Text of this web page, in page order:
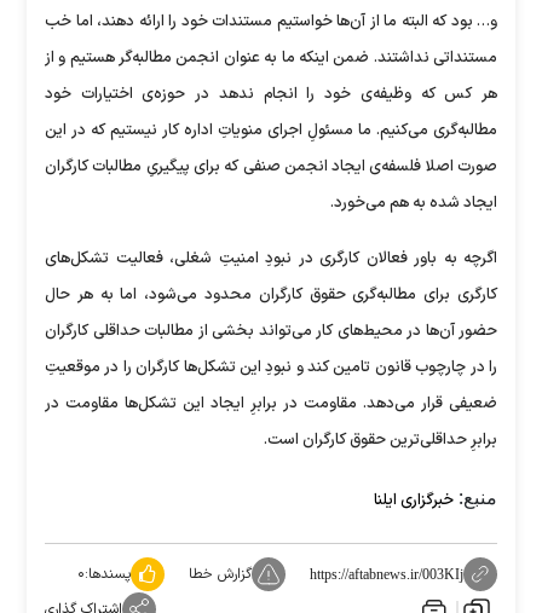
و… بود که البته ما از آن‌ها خواستیم مستندات خود را ارائه دهند، اما خب
مستنداتی نداشتند. ضمن اینکه ما به عنوان انجمن مطالبه‌گر هستیم و از
هر کس که وظیفه‌ی خود را انجام ندهد در حوزه‌ی اختیارات خود
مطالبه‌گری می‌کنیم. ما مسئولِ اجرای منویاتِ اداره کار نیستیم که در این
صورت اصلا فلسفه‌ی ایجاد انجمن صنفی که برای پیگیریِ مطالبات کارگران
ایجاد شده به هم می‌خورد.
اگرچه به باور فعالان کارگری در نبودِ امنیتِ شغلی، فعالیت تشکل‌های
کارگری برای مطالبه‌گری حقوق کارگران محدود می‌شود، اما به هر حال
حضور آن‌ها در محیط‌های کار می‌تواند بخشی از مطالبات حداقلی کارگران
را در چارچوب قانون تامین کند و نبودِ این تشکل‌ها کارگران را در موقعیتِ
ضعیفی قرار می‌دهد. مقاومت در برابرِ ایجاد این تشکل‌ها مقاومت در
برابرِ حداقلی‌ترین حقوق کارگران است.
منبع: خبرگزاری ایلنا
https://aftabnews.ir/003KIj گزارش خطا پسندها:۰